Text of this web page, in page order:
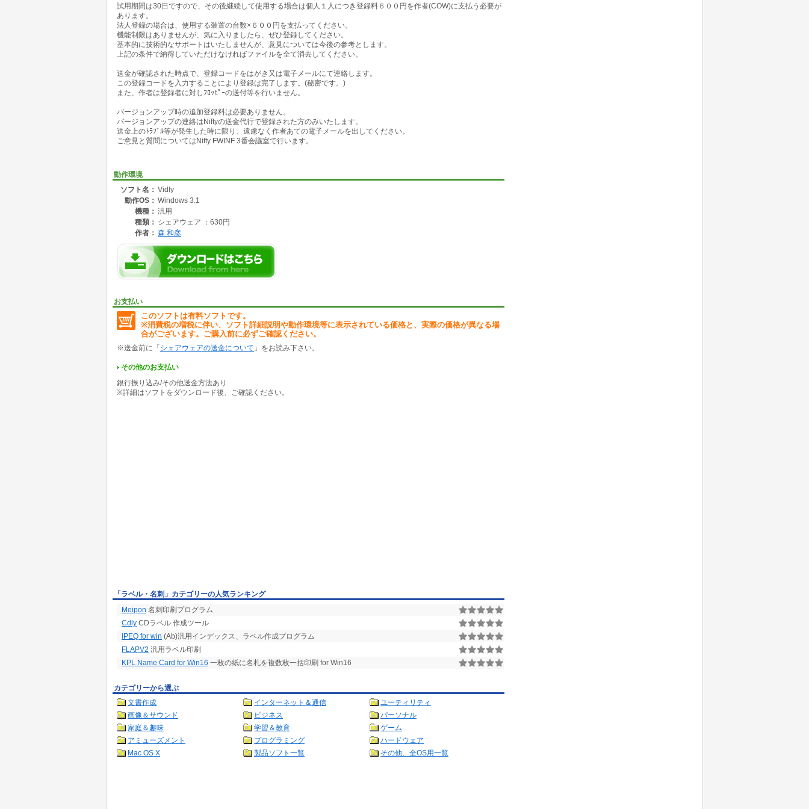
試用期間は30日ですので、その後継続して使用する場合は個人１人につき登録料６００円を作者(COW)に支払う必要が
あります。
法人登録の場合は、使用する装置の台数×６００円を支払ってください。
機能制限はありませんが、気に入りましたら、ぜひ登録してください。
基本的に技術的なサポートはいたしませんが、意見については今後の参考とします。
上記の条件で納得していただけなければファイルを全て消去してください。
送金が確認された時点で、登録コードをはがき又は電子メールにて連絡します。
この登録コードを入力することにより登録は完了します。(秘密です。)
また、作者は登録者に対しﾌﾛｯﾋﾟｰの送付等を行いません。
バージョンアップ時の追加登録料は必要ありません。
バージョンアップの連絡はNiftyの送金代行で登録された方のみいたします。
送金上のﾄﾗﾌﾞﾙ等が発生した時に限り、遠慮なく作者あての電子メールを出してください。
ご意見と質問についてはNifty FWINF 3番会議室で行います。
動作環境
ソフト名： Vidly
動作OS： Windows 3.1
機種： 汎用
種類： シェアウェア ：630円
作者： 森 和彦
お支払い
このソフトは有料ソフトです。
※消費税の増税に伴い、ソフト詳細説明や動作環境等に表示されている価格と、実際の価格が異なる場
合がございます。ご購入前に必ずご確認ください。
※送金前に「 シェアウェアの送金について 」をお読み下さい。
その他のお支払い
銀行振り込み/その他送金方法あり
※詳細はソフトをダウンロード後、ご確認ください。
「ラベル・名刺」カテゴリーの人気ランキング
Meipon 名刺印刷プログラム
Cdly CDラベル 作成ツール
IPEQ for win (Ab)汎用インデックス、ラベル作成プログラム
FLAPV2 汎用ラベル印刷
KPL Name Card for Win16 一枚の紙に名札を複数枚一括印刷 for Win16
カテゴリーから選ぶ
文書作成
インターネット＆通信
ユーティリティ
画像＆サウンド
ビジネス
パーソナル
家庭＆趣味
学習＆教育
ゲーム
アミューズメント
プログラミング
ハードウェア
Mac OS X
製品ソフト一覧 その他、全OS用一覧